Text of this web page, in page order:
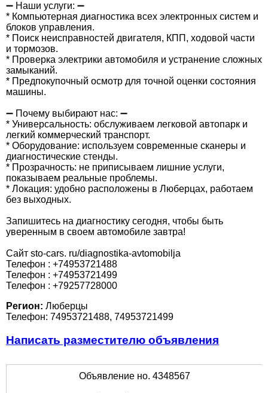
➖ Наши услуги: ➖
* Компьютерная диагностика всех электронных систем и
блоков управления.
* Поиск неисправностей двигателя, КПП, ходовой части
и тормозов.
* Проверка электрики автомобиля и устранение сложных
замыканий.
* Предпокупочный осмотр для точной оценки состояния
машины.
➖ Почему выбирают нас: ➖
* Универсальность: обслуживаем легковой автопарк и
легкий коммерческий транспорт.
* Оборудование: используем современные сканеры и
диагностические стенды.
* Прозрачность: не приписываем лишние услуги,
показываем реальные проблемы.
* Локация: удобно расположены в Люберцах, работаем
без выходных.
Запишитесь на диагностику сегодня, чтобы быть
уверенным в своем автомобиле завтра!
Сайт sto-cars. ru/diagnostika-avtomobilja
Телефон : +74953721488
Телефон : +74953721499
Телефон : +79257728000
Регион: Люберцы
Телефон: 74953721488, 74953721499
Написать разместителю объявления
Объявление но. 4348567